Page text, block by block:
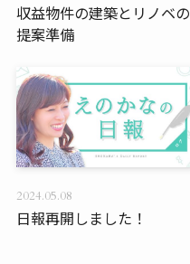
収益物件の建築とリノベの
提案準備
日報再開しました！
2024.05.08